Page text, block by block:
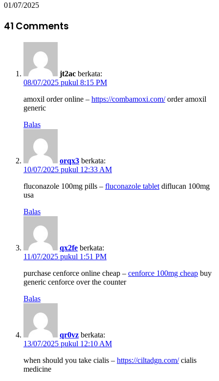
01/07/2025
41 Comments
jt2ac berkata:
08/07/2025 pukul 8:15 PM
amoxil order online – https://combamoxi.com/order amoxil
generic
Balas
orqx3 berkata:
10/07/2025 pukul 12:33 AM
fluconazole 100mg pills – fluconazole tablet diflucan 100mg
usa
Balas
qx2fe berkata:
11/07/2025 pukul 1:51 PM
purchase cenforce online cheap – cenforce 100mg cheap buy
generic cenforce over the counter
Balas
qr0vz berkata:
13/07/2025 pukul 12:10 AM
when should you take cialis – https://ciltadgn.com/cialis
medicine